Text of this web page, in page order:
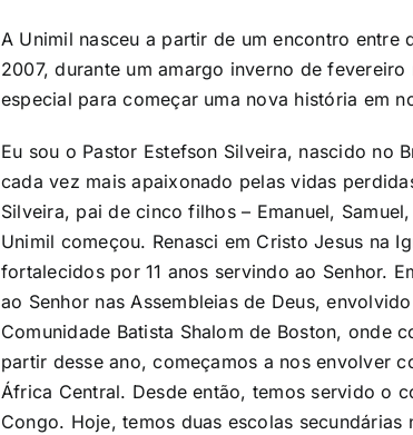
A Unimil nasceu a partir de um encontro entre
2007, durante um amargo inverno de
especial para começar uma nova história em
Eu sou o Pastor Estefson Silveira, nascido no
cada vez mais apaixonado pelas vidas
Silveira, pai de cinco filhos – Emanuel,
Unimil começou. Renasci em Cristo Jesus na
fortalecidos por 11 anos servindo ao Senhor.
ao Senhor nas Assembleias de Deus,
Comunidade Batista Shalom de Boston, onde
partir desse ano, começamos a nos envolver
África Central. Desde então, temos servido o
Congo. Hoje, temos duas escolas